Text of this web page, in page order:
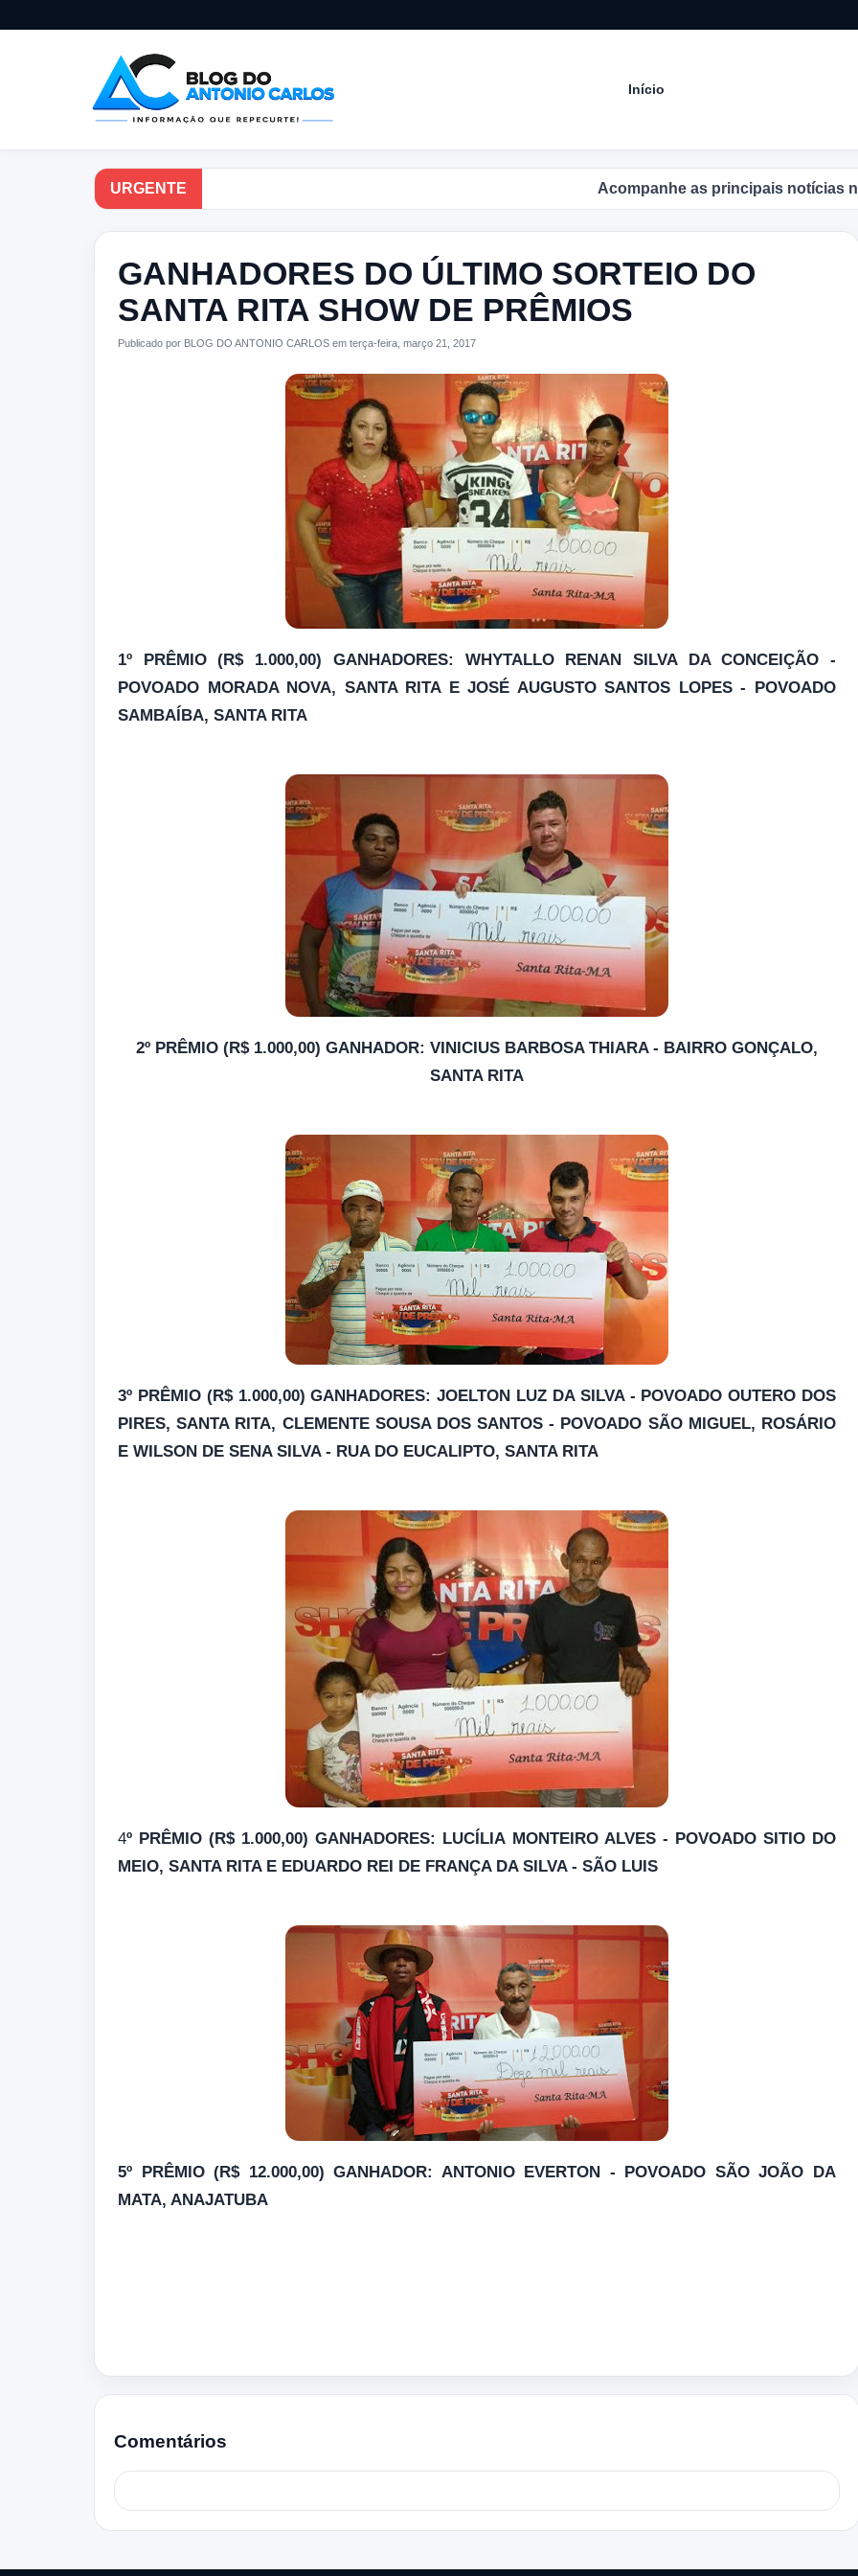
Início
URGENTE Acompanhe as principais notícias no
GANHADORES DO ÚLTIMO SORTEIO DO
SANTA RITA SHOW DE PRÊMIOS
Publicado por BLOG DO ANTONIO CARLOS em terça-feira, março 21, 2017
1º PRÊMIO (R$ 1.000,00) GANHADORES: WHYTALLO RENAN SILVA DA CONCEIÇÃO -
POVOADO MORADA NOVA, SANTA RITA E JOSÉ AUGUSTO SANTOS LOPES - POVOADO
SAMBAÍBA, SANTA RITA
2º PRÊMIO (R$ 1.000,00) GANHADOR: VINICIUS BARBOSA THIARA - BAIRRO GONÇALO,
SANTA RITA
3º PRÊMIO (R$ 1.000,00) GANHADORES: JOELTON LUZ DA SILVA - POVOADO OUTERO DOS
PIRES, SANTA RITA, CLEMENTE SOUSA DOS SANTOS - POVOADO SÃO MIGUEL, ROSÁRIO
E WILSON DE SENA SILVA - RUA DO EUCALIPTO, SANTA RITA
4º PRÊMIO (R$ 1.000,00) GANHADORES: LUCÍLIA MONTEIRO ALVES - POVOADO SITIO DO
MEIO, SANTA RITA E EDUARDO REI DE FRANÇA DA SILVA - SÃO LUIS
5º PRÊMIO (R$ 12.000,00) GANHADOR: ANTONIO EVERTON - POVOADO SÃO JOÃO DA
MATA, ANAJATUBA
Comentários